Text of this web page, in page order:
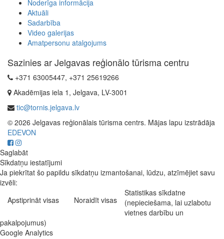
Noderīga informācija
Aktuāli
Sadarbība
Video galerijas
Amatpersonu atalgojums
Sazinies ar Jelgavas reģionālo tūrisma centru
+371 63005447, +371 25619266
Akadēmijas iela 1, Jelgava, LV-3001
tic@tornis.jelgava.lv
© 2026 Jelgavas reģionālais tūrisma centrs. Mājas lapu izstrādāja
EDEVON
Saglabāt
Sīkdatņu iestatījumi
Ja piekrītat šo papildu sīkdatņu izmantošanai, lūdzu, atzīmējiet savu
izvēli:
Apstiprināt visas
Noraidīt visas
Statistikas sīkdatne
(nepieciešama, lai uzlabotu
vietnes darbību un
pakalpojumus)
Google Analytics